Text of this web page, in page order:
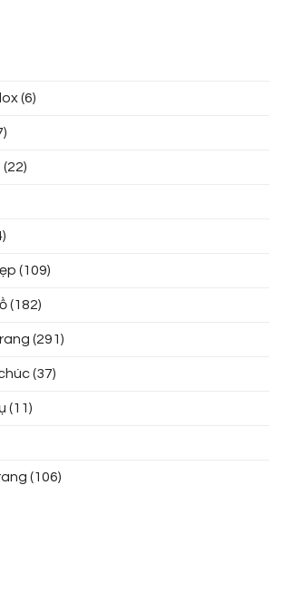
(6)
(22)
(109)
(182)
(291)
(37)
(11)
(106)